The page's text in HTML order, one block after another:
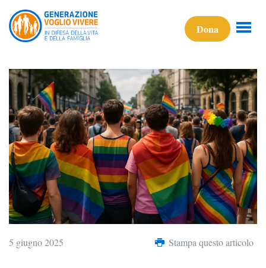
Dona
5 giugno 2025 Stampa questo articolo